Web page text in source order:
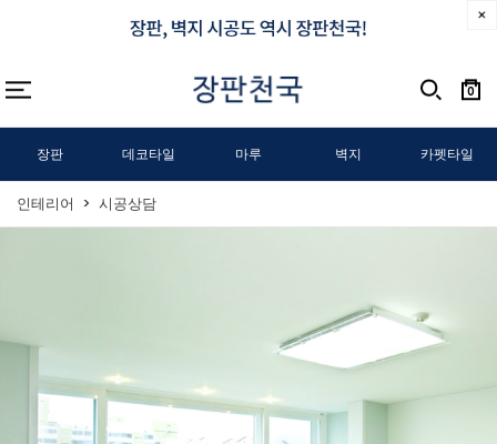
0
장판 데코타일 마루 벽지 카펫타일
인테리어 시공상담